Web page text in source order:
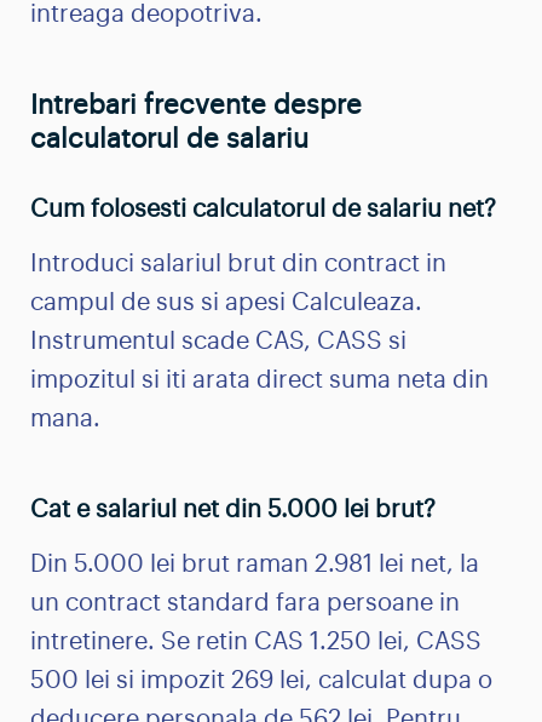
intreaga deopotriva.
Intrebari frecvente despre
calculatorul de salariu
Cum folosesti calculatorul de salariu net?
Introduci salariul brut din contract in
campul de sus si apesi Calculeaza.
Instrumentul scade CAS, CASS si
impozitul si iti arata direct suma neta din
mana.
Cat e salariul net din 5.000 lei brut?
Din 5.000 lei brut raman 2.981 lei net, la
un contract standard fara persoane in
intretinere. Se retin CAS 1.250 lei, CASS
500 lei si impozit 269 lei, calculat dupa o